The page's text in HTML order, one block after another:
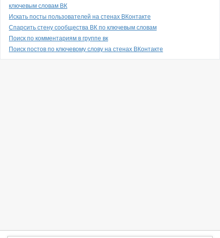
ключевым словам ВК
Искать посты пользователей на стенах ВКонтакте
Спарсить стену сообщества ВК по ключевым словам
Поиск по комментариям в группе вк
Поиск постов по ключевому слову на стенах ВКонтакте